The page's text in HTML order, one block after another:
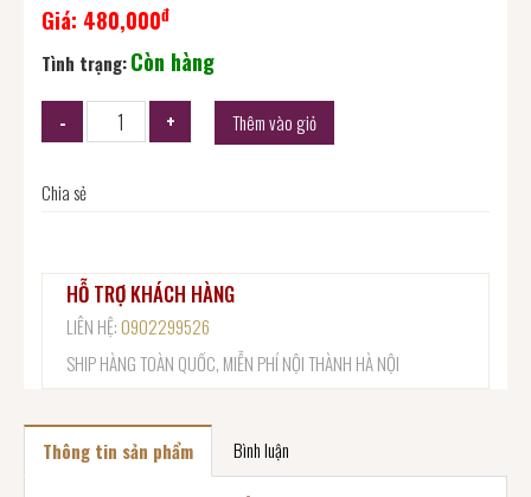
Giá: 480,000đ
Tình trạng:Còn hàng
Thêm vào giỏ
Chia sẻ
HỖ TRỢ KHÁCH HÀNG
LIÊN HỆ:0902299526
SHIP HÀNG TOÀN QUỐC, MIỄN PHÍ NỘI THÀNH HÀ NỘI
Thông tin sản phẩm Bình luận